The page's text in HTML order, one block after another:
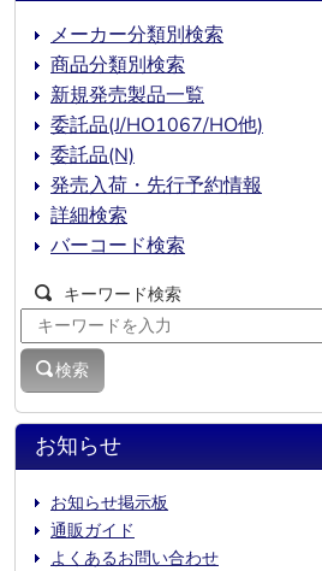
お知らせ
お知らせ掲示板
通販ガイド
よくあるお問い合わせ
メーカー分類別検索
商品分類別検索
新規発売製品一覧
委託品(J/HO1067/HO他)
委託品(N)
発売入荷・先行予約情報
詳細検索
バーコード検索
キーワード検索
検索